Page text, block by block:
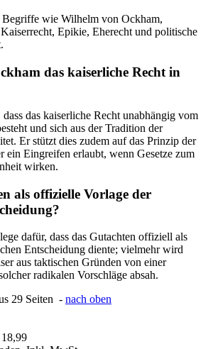
wie Wilhelm von Ockham,
Epikie, Eherecht und politische
das kaiserliche Recht in
das kaiserliche Recht unabhängig vom
und sich aus der Tradition der
Er stützt dies zudem auf das Prinzip der
ein Eingreifen erlaubt, wenn Gesetze zum
wirken.
als offizielle Vorlage der
dafür, dass das Gutachten offiziell als
Entscheidung diente; vielmehr wird
aus taktischen Gründen von einer
radikalen Vorschläge absah.
29 Seiten - nach oben